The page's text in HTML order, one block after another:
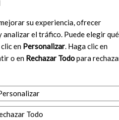
su experiencia, ofrecer
el tráfico. Puede elegir qué
en Personalizar. Haga clic en
o en Rechazar Todopara
Todo